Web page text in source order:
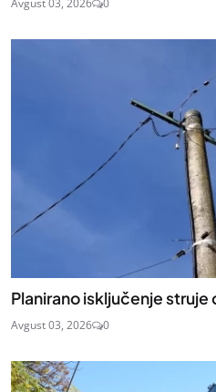
Planirano isključenje struje
Avgust 03, 2026 0